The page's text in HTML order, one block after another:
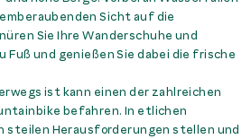
Sicht auf die
Sie Ihre Wanderschuhe und
Fuß und genießen Sie dabei die frische
ist kann einen der zahlreichen
befahren. In etlichen
steilen Herausforderungen stellen und